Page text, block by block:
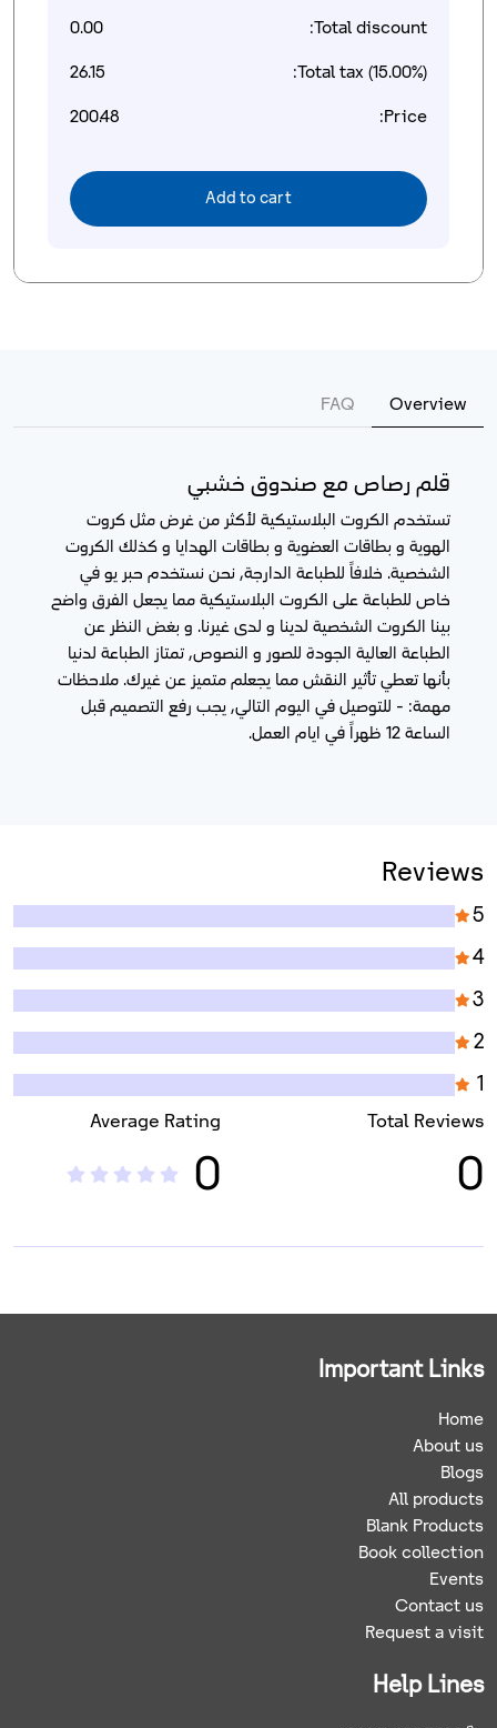
Total discount:
0.00
Total tax (15.00%):
26.15
Price:
200.48
Add to cart
Overview
FAQ
قلم رصاص مع صندوق خشبي
تستخدم الكروت البلاستيكية لأكثر من غرض مثل كروت
الهوية و بطاقات العضوية و بطاقات الهدايا و كذلك الكروت
الشخصية. خلافاً للطباعة الدارجة, نحن نستخدم حبر يو في
خاص للطباعة على الكروت البلاستيكية مما يجعل الفرق واضح
بينا الكروت الشخصية لدينا و لدى غيرنا. و بغض النظر عن
الطباعة العالية الجودة للصور و النصوص, تمتاز الطباعة لدنيا
بأنها تعطي تأثير النقش مما يجعلم متميز عن غيرك. ملاحظات
مهمة: - للتوصيل في اليوم التالي, يجب رفع التصميم قبل
الساعة 12 ظهراً في ايام العمل.
Reviews
Total Reviews
0
Average Rating
0
5
4
3
2
1
Important Links
Home
About us
Blogs
All products
Blank Products
Book collection
Events
Contact us
Request a visit
Help Lines